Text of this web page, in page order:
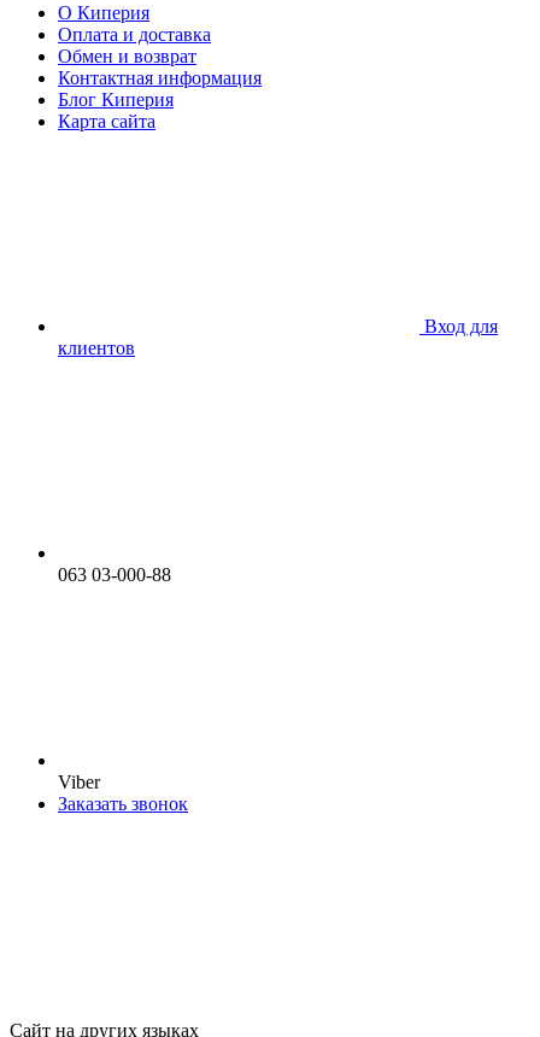
О Киперия
Оплата и доставка
Обмен и возврат
Контактная информация
Блог Киперия
Карта сайта
Вход для
клиентов
063 03-000-88
Viber
Заказать звонок
Сайт на других языках